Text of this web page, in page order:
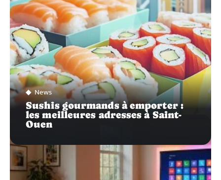
News
Sushis gourmands à emporter :
les meilleures adresses à Saint-
Ouen